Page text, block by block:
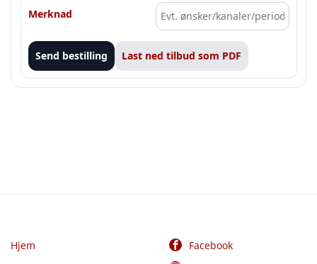
Merknad
Send bestilling Last ned tilbud som PDF
Hjem
Facebook